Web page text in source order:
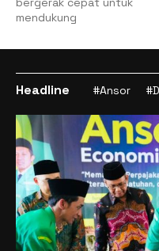
mendukung
Headline #Ansor